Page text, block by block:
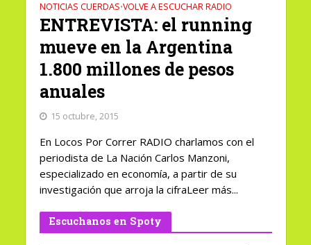
NOTICIAS CUERDAS•VOLVE A ESCUCHAR RADIO
ENTREVISTA: el running
mueve en la Argentina
1.800 millones de pesos
anuales
15 octubre, 2015
En Locos Por Correr RADIO charlamos con el
periodista de La Nación Carlos Manzoni,
especializado en economía, a partir de su
investigación que arroja la cifraLeer más...
Escuchanos en Spoty